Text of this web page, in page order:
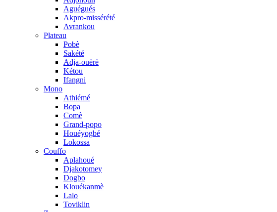
Aguégués
Akpro-missérété
Avrankou
Plateau
Pobè
Sakété
Adja-ouèrè
Kétou
Ifangni
Mono
Athiémé
Bopa
Comè
Grand-popo
Houéyogbé
Lokossa
Couffo
Aplahoué
Djakotomey
Dogbo
Klouékanmè
Lalo
Toviklin